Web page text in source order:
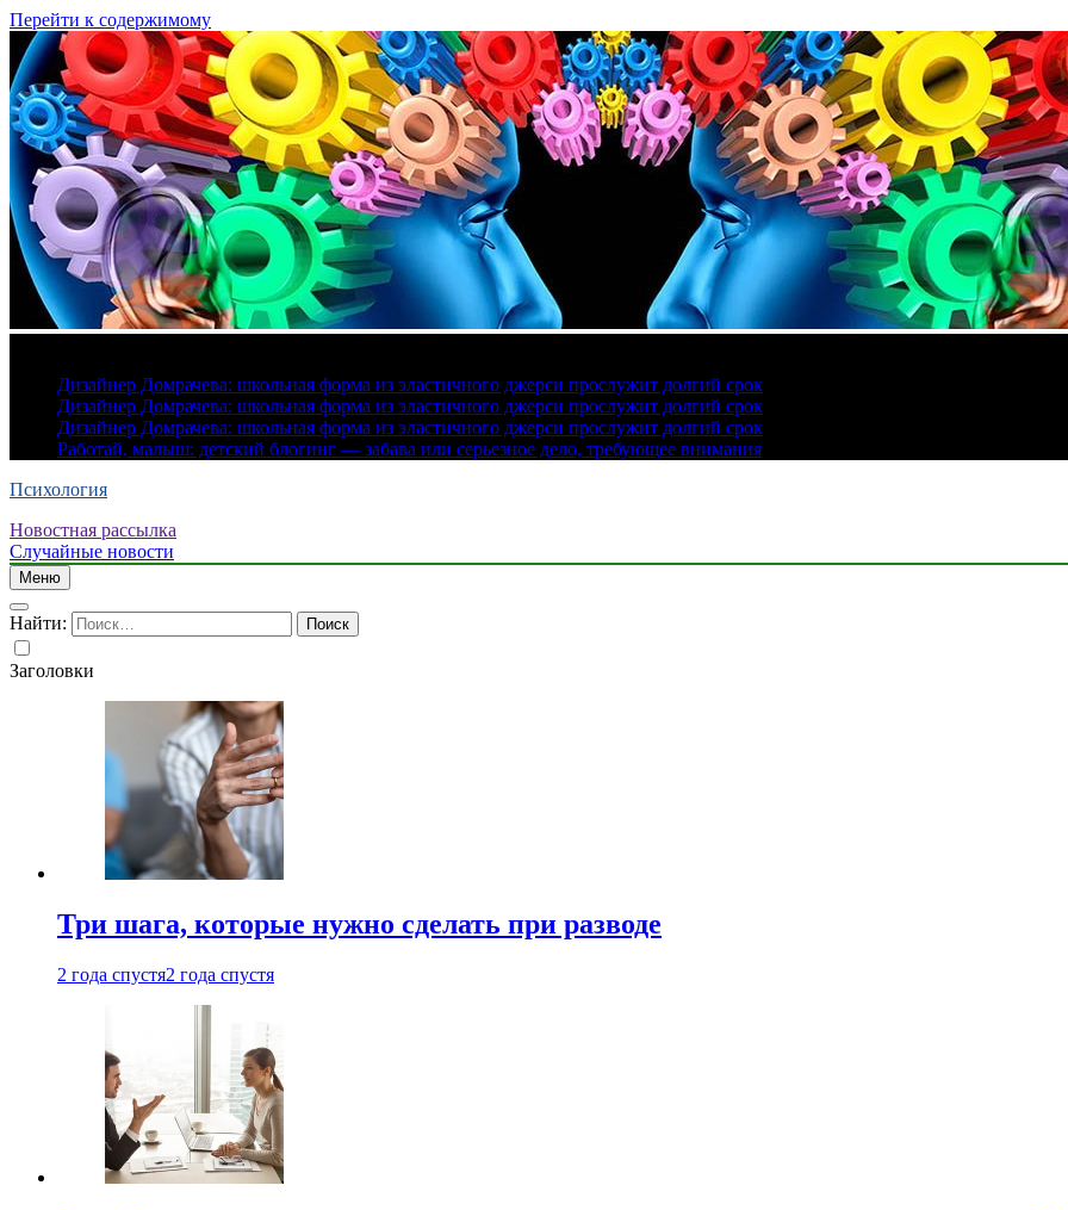
Перейти к содержимому
Дизайнер Домрачева: школьная форма из эластичного джерси прослужит долгий срок
Дизайнер Домрачева: школьная форма из эластичного джерси прослужит долгий срок
Дизайнер Домрачева: школьная форма из эластичного джерси прослужит долгий срок
Работай, малыш: детский блогинг — забава или серьезное дело, требующее внимания
Психология
Новостная рассылка
Случайные новости
Меню
Найти:
Заголовки
Три шага, которые нужно сделать при разводе
2 года спустя2 года спустя